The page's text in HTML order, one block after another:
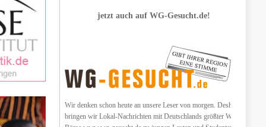
jetzt auch auf WG-Gesucht.de!
Wir denken schon heute an unsere Leser von morgen. Deshalb
bringen wir Lokal-Nachrichten mit Deutschlands größter WG-